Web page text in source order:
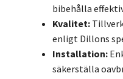
bibehålla
Kvalitet:
enligt Dillons
Installation:
säkerställa